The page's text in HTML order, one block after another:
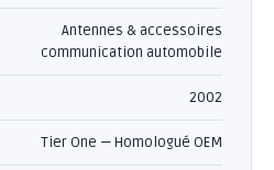
Antennes & accessoires
communication automobile
2002
Tier One — Homologué OEM